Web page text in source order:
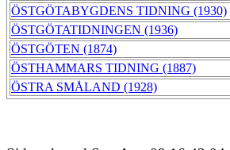
ÖSTGÖTABYGDENS TIDNING (1930)
ÖSTGÖTATIDNINGEN (1936)
ÖSTGÖTEN (1874)
ÖSTHAMMARS TIDNING (1887)
ÖSTRA SMÅLAND (1928)